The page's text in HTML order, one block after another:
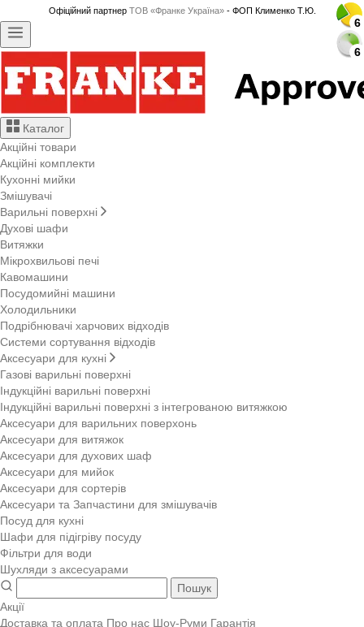
Офіційний партнер ТОВ «Франке Україна»- ФОП Клименко Т.Ю.
Каталог
Акційні товари
Акційні комплекти
Кухонні мийки
Змішувачі
Варильні поверхні
Духові шафи
Витяжки
Мікрохвильові печі
Кавомашини
Посудомийні машини
Холодильники
Подрібнювачі харчових відходів
Системи сортування відходів
Аксесуари для кухні
Газові варильні поверхні
Індукційні варильні поверхні
Індукційні варильні поверхні з інтегрованою витяжкою
Аксесуари для варильних поверхонь
Аксесуари для витяжок
Аксесуари для духових шаф
Аксесуари для мийок
Аксесуари для сортерів
Аксесуари та Запчастини для змішувачів
Посуд для кухні
Шафи для підігріву посуду
Фільтри для води
Шухляди з аксесуарами
Пошук
Акції
Доставка та оплата Про нас Шоу-Руми Гарантія
6
6
6
6
6
6
6
6
6
6
6
6
6
6
6
6
6
6
6
6
6
6
6
6
6
6
6
6